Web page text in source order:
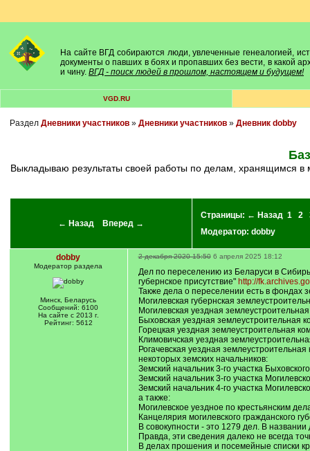
На сайте ВГД собираются люди, увлеченные генеалогией,
документы о павших в боях и пропавших без вести, в какой
и чину. ВГД - поиск людей в прошлом, настоящем и будущем!
VGD.RU
Раздел Дневники участников» Дневники участников» Дневник dobby
Выкладываю результаты своей работы по делам, хранящимся
← Назад Вперед →
Страницы: ← Назад 1 2
Модератор: dobby
dobby
Модератор раздела
Минск, Беларусь
Сообщений: 6100
На сайте с 2013 г.
Рейтинг: 5612
2 декабря 2020 15:50 6 апреля 2025 18:12
Дел по переселению из Беларуси в
губернское присутствие" http://
Также дела о переселении есть в фондах
Могилевская губернская
Могилевская уездная
Быховская уездная землеустроительная
Горецкая уездная землеустроительная
Климовичская уездная
Рогачевская уездная землеустроительная
некоторых земских начальников:
Земский начальник 3-го участка
Земский начальник 3-го участка
Земский начальник 4-го участка
а также:
Могилевское уездное по крестьянским
Канцелярия могилевского гражданского
В совокупности - это 1279 дел. В
Правда, эти сведения далеко не всегда
В делах прошения и посемейные списки